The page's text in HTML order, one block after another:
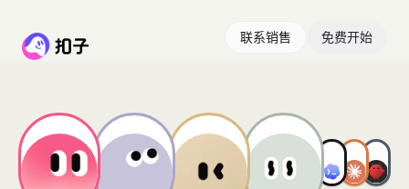
联系销售 免费开始